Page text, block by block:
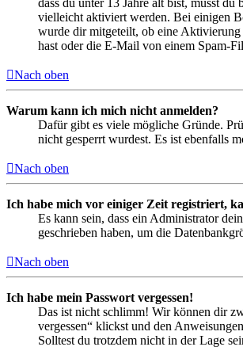
dass du unter 13 Jahre alt bist, musst
vielleicht aktiviert werden. Bei einigen
wurde dir mitgeteilt, ob eine Aktivierung
hast oder die E-Mail von einem Spam-
Nach oben
Warum kann ich mich nicht anmelden?
Dafür gibt es viele mögliche Gründe.
nicht gesperrt wurdest. Es ist ebenfalls
Nach oben
Ich habe mich vor einiger Zeit registriert,
Es kann sein, dass ein Administrator
geschrieben haben, um die
Nach oben
Ich habe mein Passwort vergessen!
Das ist nicht schlimm! Wir können dir
vergessen“ klickst und den
Solltest du trotzdem nicht in der Lage